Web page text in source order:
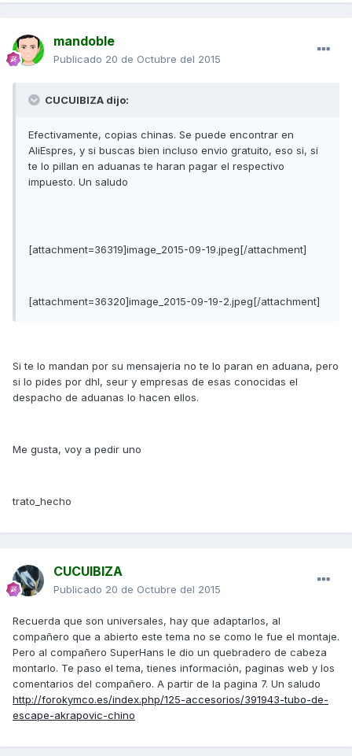
mandoble
Publicado 20 de Octubre del 2015
CUCUIBIZA dijo:
Efectivamente, copias chinas. Se puede encontrar en
AliEspres, y si buscas bien incluso envio gratuito, eso si, si
te lo pillan en aduanas te haran pagar el respectivo
impuesto. Un saludo
[attachment=36319]image_2015-09-19.jpeg[/attachment]
[attachment=36320]image_2015-09-19-2.jpeg[/attachment]
Si te lo mandan por su mensajeria no te lo paran en aduana, pero
si lo pides por dhl, seur y empresas de esas conocidas el
despacho de aduanas lo hacen ellos.
Me gusta, voy a pedir uno
trato_hecho
CUCUIBIZA
Publicado 20 de Octubre del 2015
Recuerda que son universales, hay que adaptarlos, al
compañero que a abierto este tema no se como le fue el montaje.
Pero al compañero SuperHans le dio un quebradero de cabeza
montarlo. Te paso el tema, tienes información, paginas web y los
comentarios del compañero. A partir de la pagina 7. Un saludo
http://forokymco.es/index.php/125-accesorios/391943-tubo-de-
escape-akrapovic-chino